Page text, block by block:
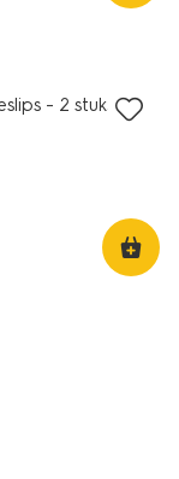
- 2 stuks wit